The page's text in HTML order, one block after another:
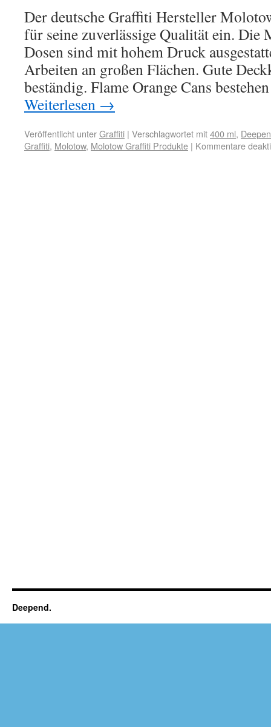
Der deutsche Graffiti Hersteller
für seine zuverlässige Qualität ein. Die
Dosen sind mit hohem Druck
Arbeiten an großen Flächen. Gute
beständig. Flame Orange Cans
Weiterlesen →
Veröffentlicht unterGraffiti | Verschlagwortet mit400 ml,
Graffiti, Molotow, Molotow Graffiti Produkte | Kommentare
Deepend.